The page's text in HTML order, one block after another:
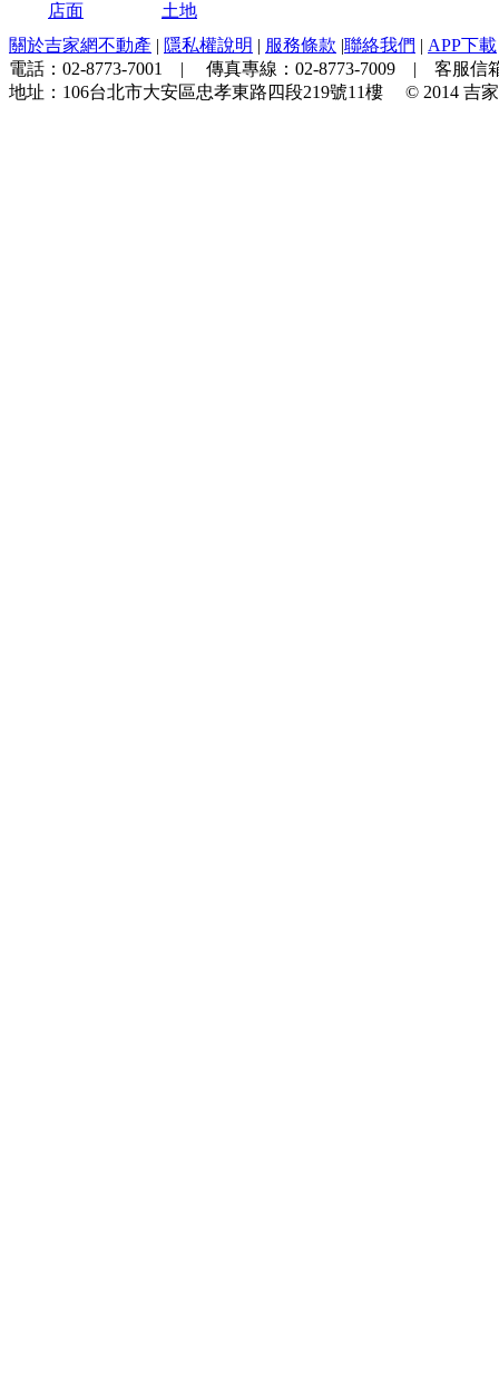
店面
土地
關於吉家網不動產 | 隱私權說明 | 服務條款 |聯絡我們 | APP下載
電話： 02-8773-7001 | 傳真專線： 02-8773-7009 | 客服信
地址： 106台北市大安區忠孝東路四段219號11樓 © 2014 吉